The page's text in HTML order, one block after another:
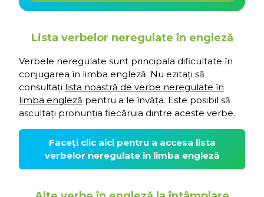
Lista verbelor neregulate în engleză
Verbele neregulate sunt principala dificultate în
conjugarea în limba engleză. Nu ezitați să
consultați lista noastră de verbe neregulate în
limba engleză pentru a le învăța. Este posibil să
ascultați pronunția fiecăruia dintre aceste verbe.
Faceți clic aici pentru a accesa lista
verbelor neregulate în limba engleză